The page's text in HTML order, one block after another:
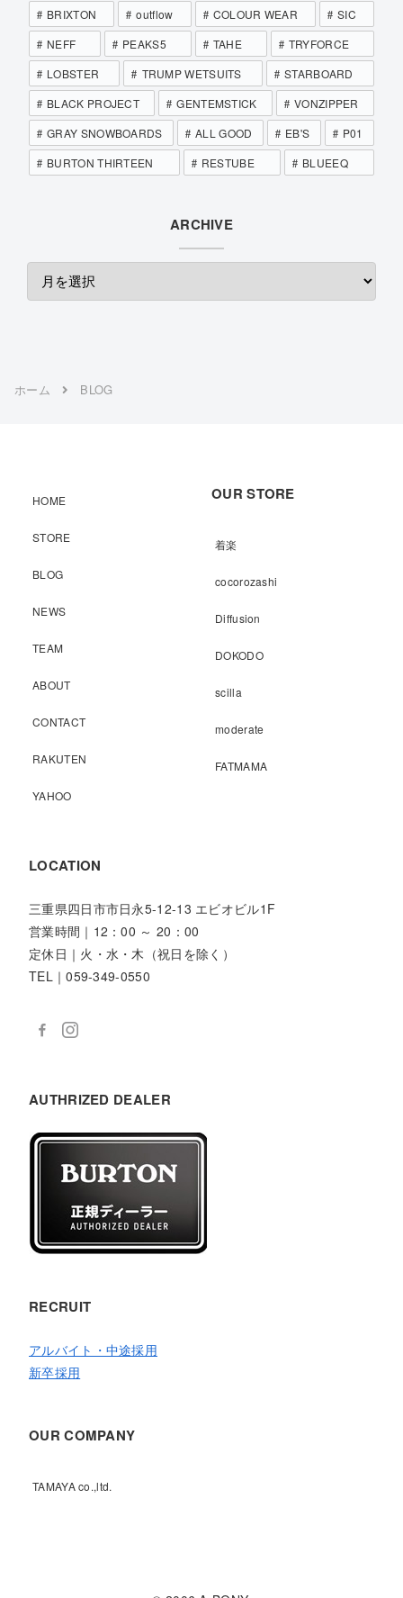
BRIXTON
outflow COLOUR WEAR
SIC
NEFF
PEAKS5 TAHE
TRYFORCE
LOBSTER
TRUMP WETSUITS
STARBOARD
BLACK PROJECT
GENTEMSTICK
VONZIPPER
GRAY SNOWBOARDS
ALL GOOD EB'S
P01
BURTON THIRTEEN
RESTUBE BLUEEQ
ARCHIVE
ホーム BLOG
HOME
STORE
BLOG
NEWS
TEAM
ABOUT
CONTACT
RAKUTEN
YAHOO
OUR STORE
着楽
cocorozashi
Diffusion
DOKODO
scilla
moderate
FATMAMA
LOCATION
三重県四日市市日永5-12-13 エビオビル1F
営業時間｜12：00 ～ 20：00
定休日｜火・水・木（祝日を除く）
TEL｜059-349-0550
AUTHRIZED DEALER
RECRUIT
アルバイト・中途採用
新卒採用
OUR COMPANY
TAMAYA co.,ltd.